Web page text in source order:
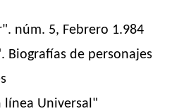
núm. 5, Febrero 1.984
Biografías de personajes
línea Universal"